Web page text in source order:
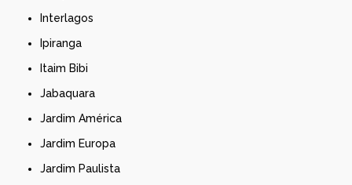
Interlagos
Ipiranga
Itaim Bibi
Jabaquara
Jardim América
Jardim Europa
Jardim Paulista